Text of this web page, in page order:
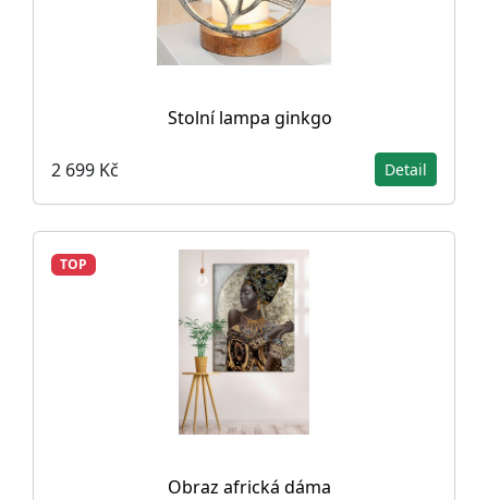
Stolní lampa ginkgo
2 699 Kč Detail
TOP
Obraz africká dáma